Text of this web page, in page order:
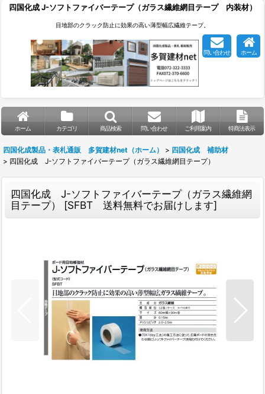
四国化成 J-ソフトファイバーテープ（ガラス繊維網目テープ 内装材）
目地部のクラック防止に効果の高い薄型幅広繊維テープ。
問い合わせ ホーム
ホーム カテゴリ 商品検索 問い合わせ ご利用案内 特商法表示
四国化成製品・表札通販 多賀建材net（ホーム） > 四国化成 補助材
> 四国化成 J-ソフトファイバーテープ（ガラス繊維網目テープ）
四国化成 J-ソフトファイバーテープ（ガラス繊維網
目テープ）
[SFBT 送料無料でお届けします]